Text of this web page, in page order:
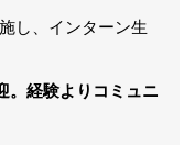
し、インターン生
。経験よりコミュニ